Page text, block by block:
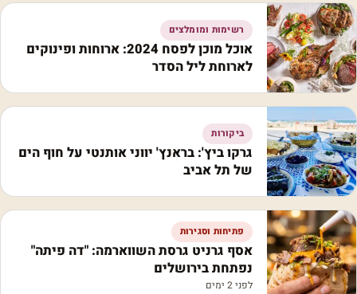
רשימות ומומלצים
אוכל מוכן לפסח 2024: ארוחות ופינוקים
לארוחת ליל הסדר
ביקורות
גרקו ביץ': בראנץ' יווני אותנטי על חוף הים
של תל אביב
פתיחות וסגירות
אסף גרניט גרסת השווארמה: "דה פיתה"
נפתחת בירושלים
לפני 2 ימים